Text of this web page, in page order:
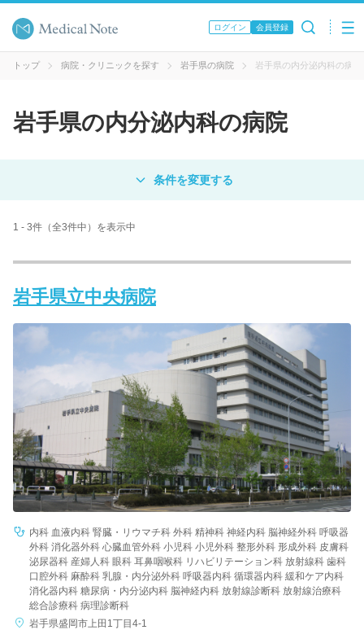
ログイン 会員登録
トップ 病院・クリニックを探す 岩手県の病院 岩手県の内分泌内科の病院
岩手県の内分泌内科の病院
病院 クリニック
病名 / 診療科目
条件を変更する
1 - 3件（全3件中）を表示中
岩手県立中央病院
内科 血液内科 腎臓・リウマチ科 外科 精神科 神経内科 脳神経外科 呼吸器
外科 消化器外科 心臓血管外科 小児科 小児外科 整形外科 形成外科 皮膚科
泌尿器科 産婦人科 眼科 耳鼻咽喉科 リハビリテーション科 放射線科 歯科
口腔外科 麻酔科 乳腺・内分泌外科 呼吸器内科 循環器内科 緩和ケア内科
消化器内科 糖尿病・内分泌内科 脳神経内科 放射線診断科 放射線治療科
総合診療科 病理診断科
岩手県盛岡市上田1丁目4-1